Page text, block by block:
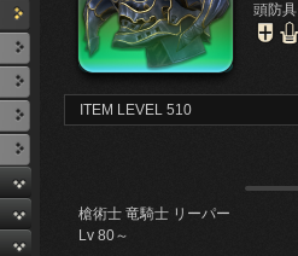
頭防具
ITEM LEVEL 510
槍術士 竜騎士 リーパー
Lv 80～